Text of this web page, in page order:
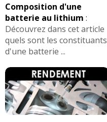
Composition d'une
batterie au lithium :
Découvrez dans cet article
quels sont les constituants
d'une batterie ...